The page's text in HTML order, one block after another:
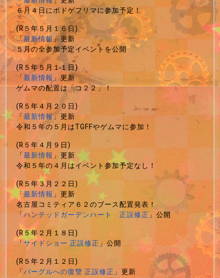
６月４日にボドゲフリマに参加予定！
(R５年５月１６日)
「最新情報」更新
５月の全参加予定イベントを公開
(R５年５月１１日)
「最新情報」更新
ゲムマの配置は「コ２２」！
(R５年４月２０日)
「最新情報」更新
令和５年の５月はTGFFやゲムマに参加！
(R５年４月９日)
「最新情報」更新
令和５年の４月はイベント参加予定なし！
(R５年３月２２日)
「最新情報」更新
名古屋コミティア６２のブース配置発表！
「ハンテッドガーデンハート 正誤修正」公開
(R５年２月１８日)
「サイドショー 正誤修正」公開
(R５年２月１２日)
「バーグルへの復讐 正誤修正」更新